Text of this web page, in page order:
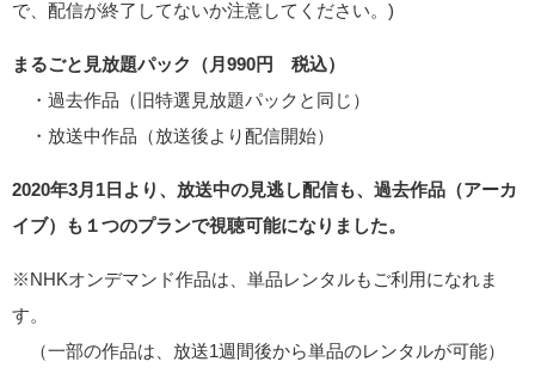
で、配信が終了してないか注意してください。)
まるごと見放題パック（月990円 税込）
・過去作品（旧特選見放題パックと同じ）
・放送中作品（放送後より配信開始）
2020年3月1日より、放送中の見逃し配信も、過去作品（アーカ
イブ）も１つのプランで視聴可能になりました。
※NHKオンデマンド作品は、単品レンタルもご利用になれま
す。
（一部の作品は、放送1週間後から単品のレンタルが可能）